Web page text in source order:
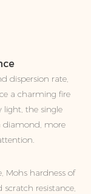
dispersion rate,
a charming fire
light, the single
diamond, more
Mohs hardness of
resistance,